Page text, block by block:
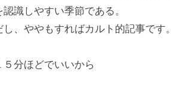
識しやすい季節である。
、ややもすればカルト的記事です。
５分ほどでいいから